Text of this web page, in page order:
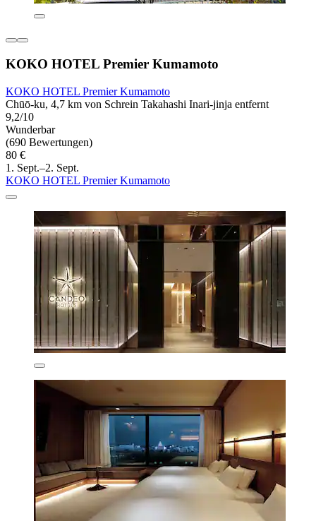
KOKO HOTEL Premier Kumamoto
KOKO HOTEL Premier Kumamoto
Chūō-ku, 4,7 km von Schrein Takahashi Inari-jinja entfernt
9,2/10
Wunderbar
(690 Bewertungen)
80 €
1. Sept.–2. Sept.
KOKO HOTEL Premier Kumamoto